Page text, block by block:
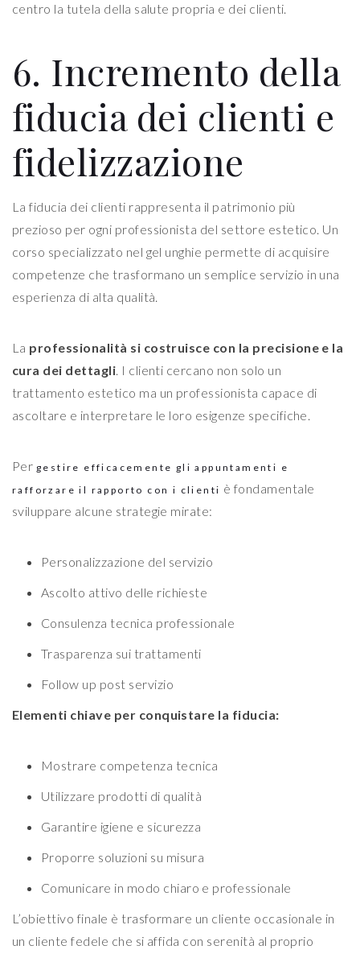
centro la tutela della salute propria e dei clienti.
6. Incremento della
fiducia dei clienti e
fidelizzazione
La fiducia dei clienti rappresenta il patrimonio più
prezioso per ogni professionista del settore estetico. Un
corso specializzato nel gel unghie permette di acquisire
competenze che trasformano un semplice servizio in una
esperienza di alta qualità.
La professionalità si costruisce con la precisione e la
cura dei dettagli. I clienti cercano non solo un
trattamento estetico ma un professionista capace di
ascoltare e interpretare le loro esigenze specifiche.
Per gestire efficacemente gli appuntamenti e
rafforzare il rapporto con i clienti è fondamentale
sviluppare alcune strategie mirate:
Personalizzazione del servizio
Ascolto attivo delle richieste
Consulenza tecnica professionale
Trasparenza sui trattamenti
Follow up post servizio
Elementi chiave per conquistare la fiducia:
Mostrare competenza tecnica
Utilizzare prodotti di qualità
Garantire igiene e sicurezza
Proporre soluzioni su misura
Comunicare in modo chiaro e professionale
L’obiettivo finale è trasformare un cliente occasionale in
un cliente fedele che si affida con serenità al proprio